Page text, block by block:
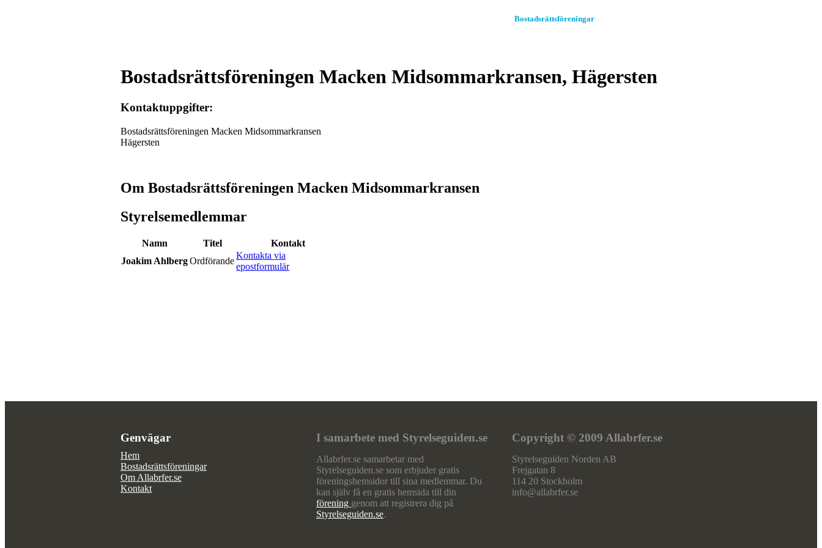
Bostadsrättsföreningar
Bostadsrättsföreningen Macken Midsommarkransen, Hägersten
Kontaktuppgifter:
Bostadsrättsföreningen Macken Midsommarkransen
Hägersten
Om Bostadsrättsföreningen Macken Midsommarkransen
Styrelsemedlemmar
Namn Titel
Kontakt
Joakim AhlbergOrdförande
Kontakta via
epostformulär
Genvägar
Hem
Bostadsrättsföreningar
Om Allabrfer.se
Kontakt
I samarbete med Styrelseguiden.se
Allabrfer.se samarbetar med
Styrelseguiden.se som erbjuder gratis
föreningshemsidor till sina medlemmar. Du
kan själv få en gratis hemsida till din
förening genom att registrera dig på
Styrelseguiden.se.
Copyright © 2009 Allabrfer.se
Styrelseguiden Norden AB
Frejgatan 8
114 20 Stockholm
info@allabrfer.se